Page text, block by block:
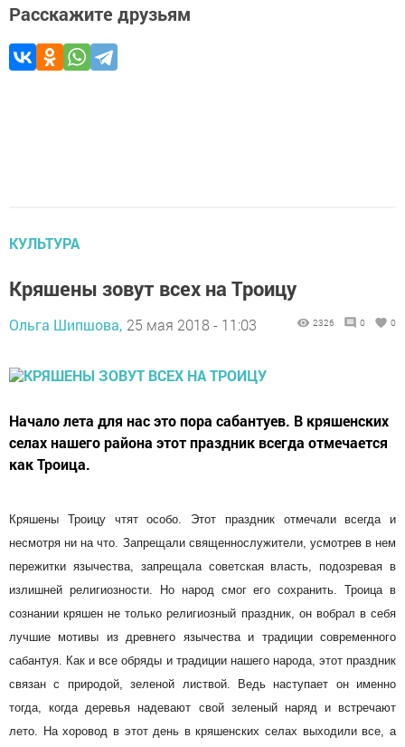
Расскажите друзьям
КУЛЬТУРА
Кряшены зовут всех на Троицу
Ольга Шипшова, 25 мая 2018 - 11:03 2326 0 0
Начало лета для нас это пора сабантуев. В кряшенских
селах нашего района этот праздник всегда отмечается
как Троица.
Кряшены Троицу чтят особо. Этот праздник отмечали всегда и
несмотря ни на что. Запрещали священнослужители, усмотрев в нем
пережитки язычества, запрещала советская власть, подозревая в
излишней религиозности. Но народ смог его сохранить. Троица в
сознании кряшен не только религиозный праздник, он вобрал в себя
лучшие мотивы из древнего язычества и традиции современного
сабантуя. Как и все обряды и традиции нашего народа, этот праздник
связан с природой, зеленой листвой. Ведь наступает он именно
тогда, когда деревья надевают свой зеленый наряд и встречают
лето. На хоровод в этот день в кряшенских селах выходили все, а